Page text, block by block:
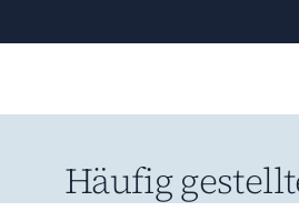
Häufig